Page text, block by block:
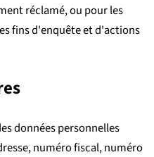
réclamé, ou pour les
fins d'enquête et d'actions
données personnelles
numéro fiscal, numéro